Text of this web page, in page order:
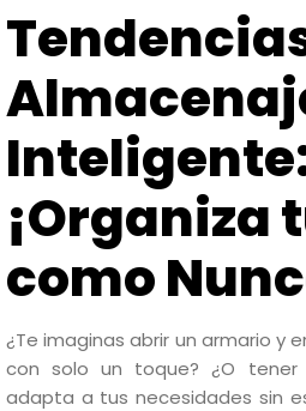
¡Organiza
como
¿Te imaginas abrir un armario y
con solo un toque? ¿O
adapta a tus necesidades sin